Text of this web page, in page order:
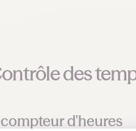
des
d'heures